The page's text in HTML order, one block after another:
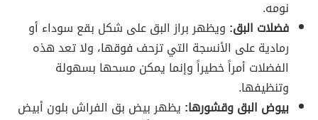
نومه.
فضلات البق: ويظهر براز البق على شكل بقع سوداء أو
رمادية على الأنسجة التي تزحف فوقها، ولا تعد هذه
الفضلات أمراً خطيراً وإنما يمكن مسحها بسهولة
وتنظيفها.
بيوض البق وقشورها: يظهر بيض بق الفراش بلون أبيض